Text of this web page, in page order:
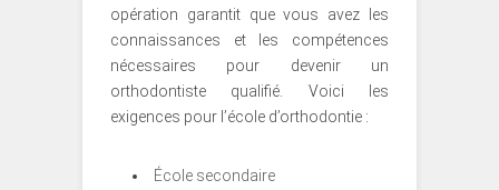
opération garantit que vous avez les
connaissances et les compétences
nécessaires pour devenir un
orthodontiste qualifié. Voici les
exigences pour l’école d’orthodontie :
École secondaire